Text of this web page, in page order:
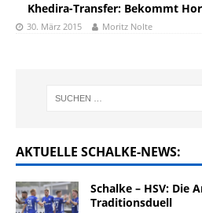
Khedira-Transfer: Bekommt
30. März 2015 Moritz Nolte
AKTUELLE SCHALKE-NEWS:
Schalke – HSV: Die
Traditionsduell